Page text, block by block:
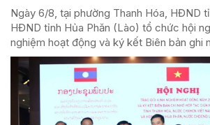
Ngày 6/8, tại phường Thanh Hóa, HĐND
HĐND tỉnh Hủa Phăn (Lào) tổ chức hội
nghiệm hoạt động và ký kết Biên bản ghi